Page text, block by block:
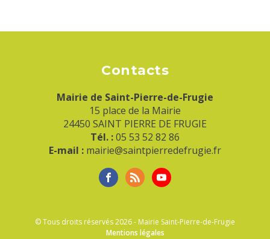
Contacts
Mairie de Saint-Pierre-de-Frugie
15 place de la Mairie
24450 SAINT PIERRE DE FRUGIE
Tél. :05 53 52 82 86
E-mail : mairie@saintpierredefrugie.fr
© Tous droits réservés 2026 - Mairie Saint-Pierre-de-Frugie
Mentions légales